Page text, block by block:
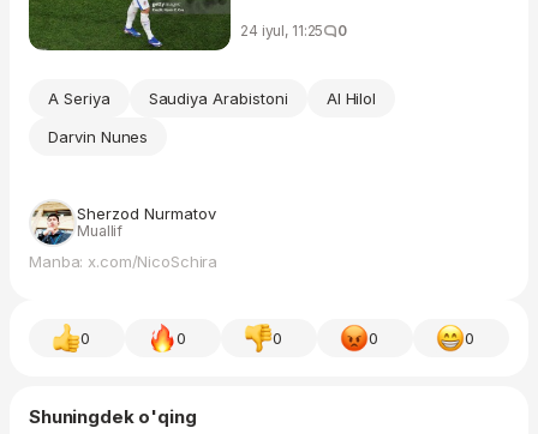
24 iyul, 11:25 0
A Seriya Saudiya Arabistoni
Al Hilol
Darvin Nunes
Sherzod Nurmatov
Muallif
Manba: x.com/NicoSchira
0 0 0 0 0
Shuningdek o'qing